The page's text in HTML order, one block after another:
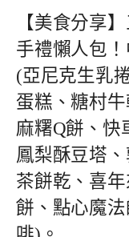
【美食分享
手禮懶人包
(亞尼克生乳
蛋糕、糖村
麻糬Q餅、快
鳳梨酥豆塔
茶餅乾、喜
餅、點心魔